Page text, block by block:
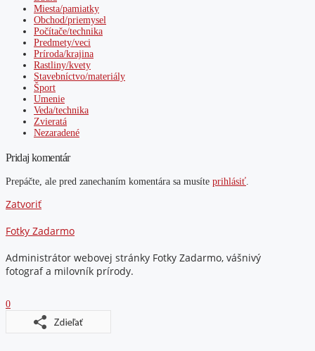
Miesta/pamiatky
Obchod/priemysel
Počítače/technika
Predmety/veci
Príroda/krajina
Rastliny/kvety
Stavebníctvo/materiály
Šport
Umenie
Veda/technika
Zvieratá
Nezaradené
Pridaj komentár
Prepáčte, ale pred zanechaním komentára sa musíte prihlásiť.
Zatvoriť
Fotky Zadarmo
Administrátor webovej stránky Fotky Zadarmo, vášnivý
fotograf a milovník prírody.
0